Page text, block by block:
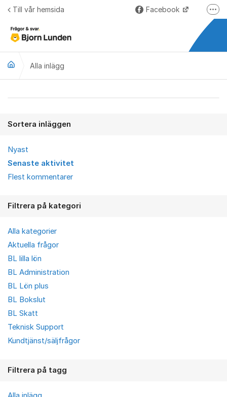
Hoppa till innehåll
Till vår hemsida Facebook
Alla inlägg
Sortera inläggen
Nyast
Senaste aktivitet
Flest kommentarer
Filtrera på kategori
Alla kategorier
Aktuella frågor
BL lilla lön
BL Administration
BL Lön plus
BL Bokslut
BL Skatt
Teknisk Support
Kundtjänst/säljfrågor
Filtrera på tagg